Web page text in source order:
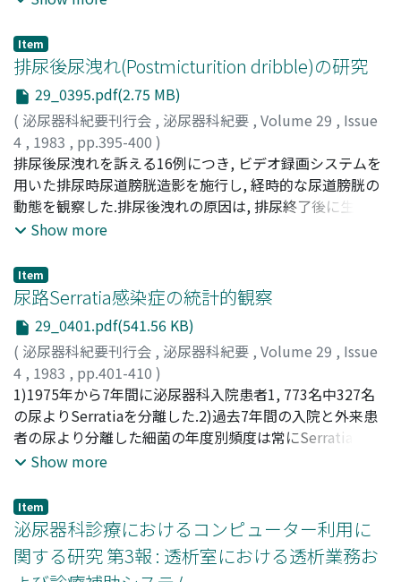
microsurgical vasovasostomy. The reason for vasectomy
reversal in these cases was a subsequent marriage. Case
1: A 36-year-old male who had had vasectomy 3 years
earlier, underwent vasovasostomy on September 20th
1976. The sperm granuloma was not found, but sperm
was observed in the fluid from the proximal cut-end of
the vas deferens at the time of operation. He fathered a
baby on October 2, 1977. Case 2: A 43-year-old male
who had had vasectomy 10 years ago underwent
vasovasostomy on February 5th 1980. Sperm granuloma
baby on February 25th 1981. The important factors that
determine the success of vasectomy reversal are the
method and time of reversal. 1) Microsurgical two-layer
vasovasostomy is the most reliable method among the
various operations for vasectomy reversal. 2) A shorter
duration between vasectomy and it's reversal, and the
existence of sperm granuloma after previous vasectomy
increase the possibility to restore fertility.
Item
排尿後尿洩れ(Postmicturition dribble)の研究
29_0395.pdf(2.75 MB)
( 泌尿器科紀要刊行会 , 泌尿器科紀要 , Volume 29 , Issue
4 , 1983 , pp.395-400 )
古屋, 聖児;横山, 英二;Furuya, Seiji;Yokoyama, Eiji
排尿後尿洩れを訴える16例につき, ビデオ録画システムを
用いた排尿時尿道膀胱造影を施行し, 経時的な尿道膀胱の
動態を観察した.排尿後洩れの原因は, 排尿終了後に生ずる
球部尿道内残尿が座位や体の前屈などで圧迫され, 外尿道
陰部を手指で圧迫し, 球部尿道内残尿を排出することであ
る
Show more
Item
尿路Serratia感染症の統計的観察
29_0401.pdf(541.56 KB)
( 泌尿器科紀要刊行会 , 泌尿器科紀要 , Volume 29 , Issue
4 , 1983 , pp.401-410 )
上領, 頼啓;酒徳, 治三郎;Kamiryo, Yoriaki ;Sakatoku,
Jisaburo
1)1975年から7年間に泌尿器科入院患者1, 773名中327名
の尿よりSerratiaを分離した.2)過去7年間の入院と外来患
者の尿より分離した細菌の年度別頻度は常にSerratiaが第
1位を占めた.3) Serratiaを分離した例はすべてなんらかの
染防禦機能の低下した状態で出現した.4) Serratia発生に留
置カテーテルが関与したと思われる例は327例中276例で,
nosocomial infectionを示唆した.5)感受性はCPが86.1%
ともっとも高く, ついでAMK 70.0%, ST 36.4%, FOM
Show more
Item
泌尿器科診療におけるコンピューター利用に
関する研究 第3報 : 透析室における透析業務お